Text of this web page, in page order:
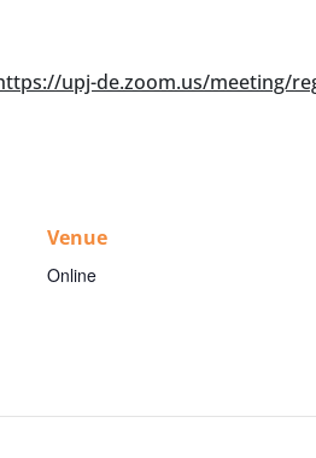
upj-de.zoom.us/meeting/
Venue
Online